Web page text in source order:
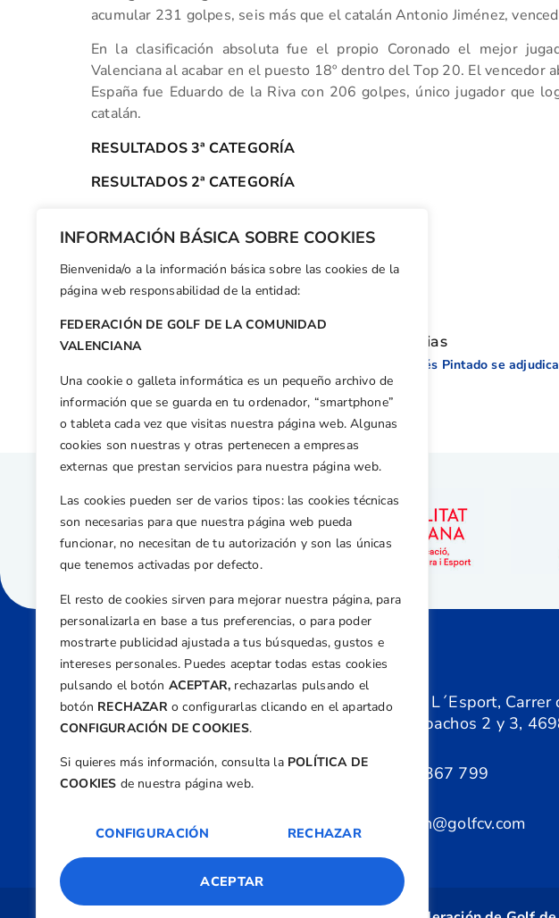
INFORMACIÓN BÁSICA SOBRE COOKIES
Bienvenida/o a la información básica sobre las cookies de la
página web responsabilidad de la entidad:
FEDERACIÓN DE GOLF DE LA COMUNIDAD
VALENCIANA
Una cookie o galleta informática es un pequeño archivo de
información que se guarda en tu ordenador, “smartphone”
o tableta cada vez que visitas nuestra página web. Algunas
cookies son nuestras y otras pertenecen a empresas
externas que prestan servicios para nuestra página web.
Las cookies pueden ser de varios tipos: las cookies técnicas
son necesarias para que nuestra página web pueda
funcionar, no necesitan de tu autorización y son las únicas
que tenemos activadas por defecto.
El resto de cookies sirven para mejorar nuestra página, para
personalizarla en base a tus preferencias, o para poder
mostrarte publicidad ajustada a tus búsquedas, gustos e
intereses personales. Puedes aceptar todas estas cookies
pulsando el botón ACEPTAR, rechazarlas pulsando el
botón RECHAZARo configurarlas clicando en el apartado
CONFIGURACIÓN DE COOKIES.
Si quieres más información, consulta la POLÍTICA DE
COOKIES de nuestra página web.
CONFIGURACIÓN RECHAZAR
ACEPTAR
acumular 231 golpes, seis más que el catalán Antonio Jiménez,
En la clasificación absoluta fue el propio Coronado el mejor
Valenciana al acabar en el puesto 18º dentro del Top 20. El vencedor
España fue Eduardo de la Riva con 206 golpes, único jugador que
catalán.
RESULTADOS 3ª CATEGORÍA
RESULTADOS 2ª CATEGORÍA
Facebook
X WhatsApp
LinkedIn
Email
Otras noticias
Centre de L´Esport,
Nº 5, Despachos 2 y 3,
+34 961 367 799
federacion@golfcv.com